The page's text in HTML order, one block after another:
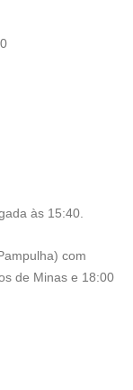
às 15:40.
com
de Minas e 18:00